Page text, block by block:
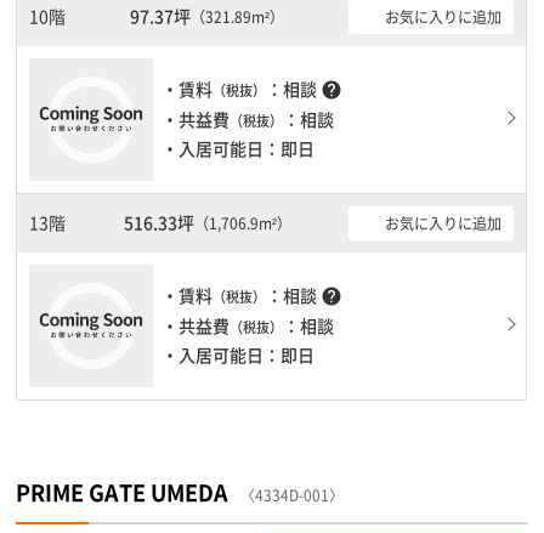
出入りが出来ます。駐車場完備なので、車の必要なお客様には必見
10階 97.37坪 （321.89m²） お気に入りに追加
・賃料 （税抜） ：相談 help
・共益費 （税抜）
：相談
・入居可能日：即日
13階 516.33坪（1,706.9m²） お気に入りに追加
・賃料 （税抜） ：相談 help
・共益費 （税抜）
：相談
・入居可能日：即日
PRIME GATE UMEDA 〈4334D-001〉